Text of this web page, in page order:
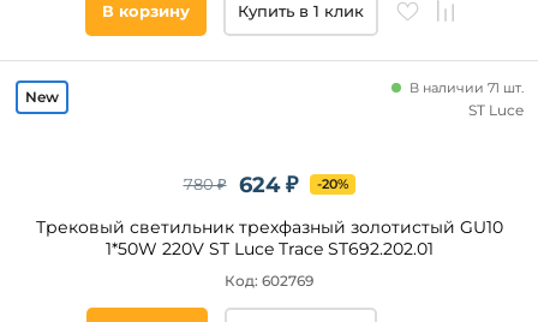
В корзину Купить в 1 клик
624 ₽
780 ₽ -20%
Трековый светильник трехфазный золотистый GU10
1*50W 220V ST Luce Trace ST692.202.01
В наличии 71 шт.
Код: 602769
ST Luce